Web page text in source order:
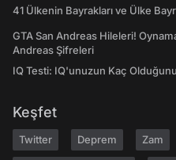
41 Ülkenin Bayrakları ve Ülke
GTA San Andreas Hileleri!
Andreas Şifreleri
IQ Testi: IQ'unuzun Kaç
Keşfet
Twitter Deprem Zam